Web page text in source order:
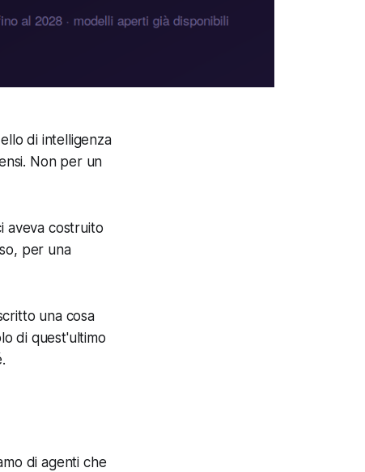
di intelligenza
Non per un
aveva costruito
per una
una cosa
di quest'ultimo
di agenti che